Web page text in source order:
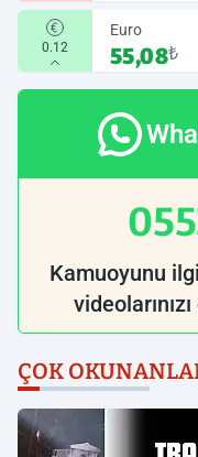
0.12
Euro
55,08₺
Kamuoyunu
ÇOK